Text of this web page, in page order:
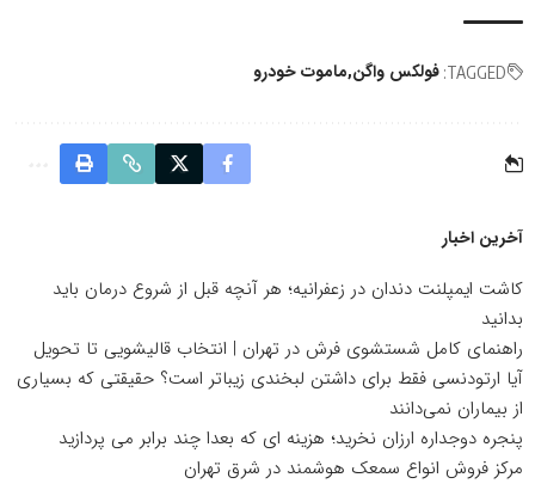
TAGGED: فولکس واگن ماموت خودرو
آخرین اخبار
کاشت ایمپلنت دندان در زعفرانیه؛ هر آنچه قبل از شروع درمان باید
بدانید
راهنمای کامل شستشوی فرش در تهران | انتخاب قالیشویی تا تحویل
آیا ارتودنسی فقط برای داشتن لبخندی زیباتر است؟ حقیقتی که بسیاری
از بیماران نمی‌دانند
پنجره دوجداره ارزان نخرید؛ هزینه ای که بعدا چند برابر می پردازید
مرکز فروش انواع سمعک هوشمند در شرق تهران